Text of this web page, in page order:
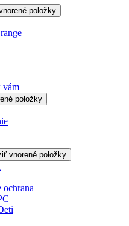
položky
vám
položky
vnorené položky